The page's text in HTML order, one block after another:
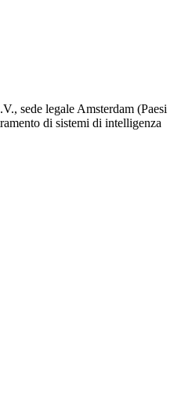
sede legale Amsterdam (Paesi
di sistemi di intelligenza